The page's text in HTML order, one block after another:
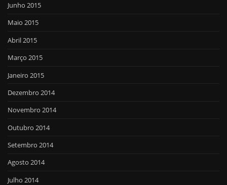
Junho 2015
Maio 2015
Abril 2015
Março 2015
Janeiro 2015
Dezembro 2014
Novembro 2014
Outubro 2014
Setembro 2014
Agosto 2014
Julho 2014